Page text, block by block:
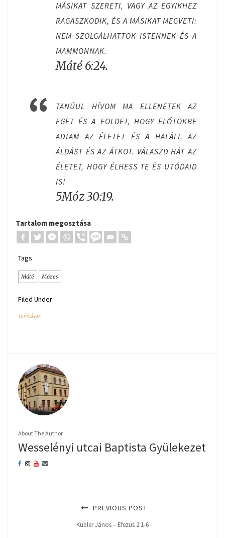
MÁSIKAT SZERETI, VAGY AZ EGYIKHEZ
RAGASZKODIK, ÉS A MÁSIKAT MEGVETI:
NEM SZOLGÁLHATTOK ISTENNEK ÉS A
MAMMONNAK.
Máté 6:24.
TANÚUL HÍVOM MA ELLENETEK AZ
EGET ÉS A FÖLDET, HOGY ELŐTÖKBE
ADTAM AZ ÉLETET ÉS A HALÁLT, AZ
ÁLDÁST ÉS AZ ÁTKOT. VÁLASZD HÁT AZ
ÉLETET, HOGY ÉLHESS TE ÉS UTÓDAID
IS!
5Móz 30:19.
Tartalom megosztása
Tags
Máté Mózes
Filed Under
Tanítások
About The Author
Wesselényi utcai Baptista Gyülekezet
PREVIOUS POST
Kübler János – Efezus 2:1-6